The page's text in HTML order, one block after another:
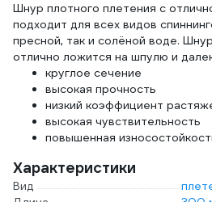
Шнур плотного плетения с
подходит для всех видов
пресной, так и солёной воде.
отлично ложится на шпулю и
круглое сечение
высокая прочность
низкий коэффициент
высокая чувствительность
повышенная
Характеристики
Вид